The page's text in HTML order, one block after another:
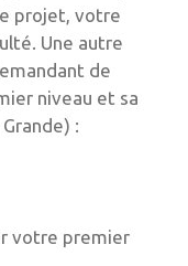
projet, votre
Une autre
de
niveau et sa
:
votre premier